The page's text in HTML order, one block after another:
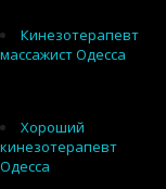
Кинезотерапевт
массажист Одесса
Хороший
кинезотерапевт
Одесса